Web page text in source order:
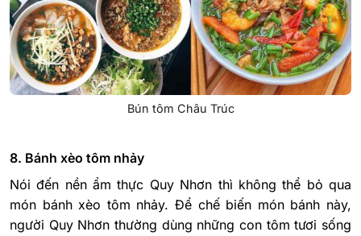
Bún tôm Châu Trúc
8. Bánh xèo tôm nhảy
Nói đến nền ẩm thực Quy Nhơn thì không thể bỏ qua
món bánh xèo tôm nhảy. Để chế biến món bánh này,
người Quy Nhơn thường dùng những con tôm tươi sống